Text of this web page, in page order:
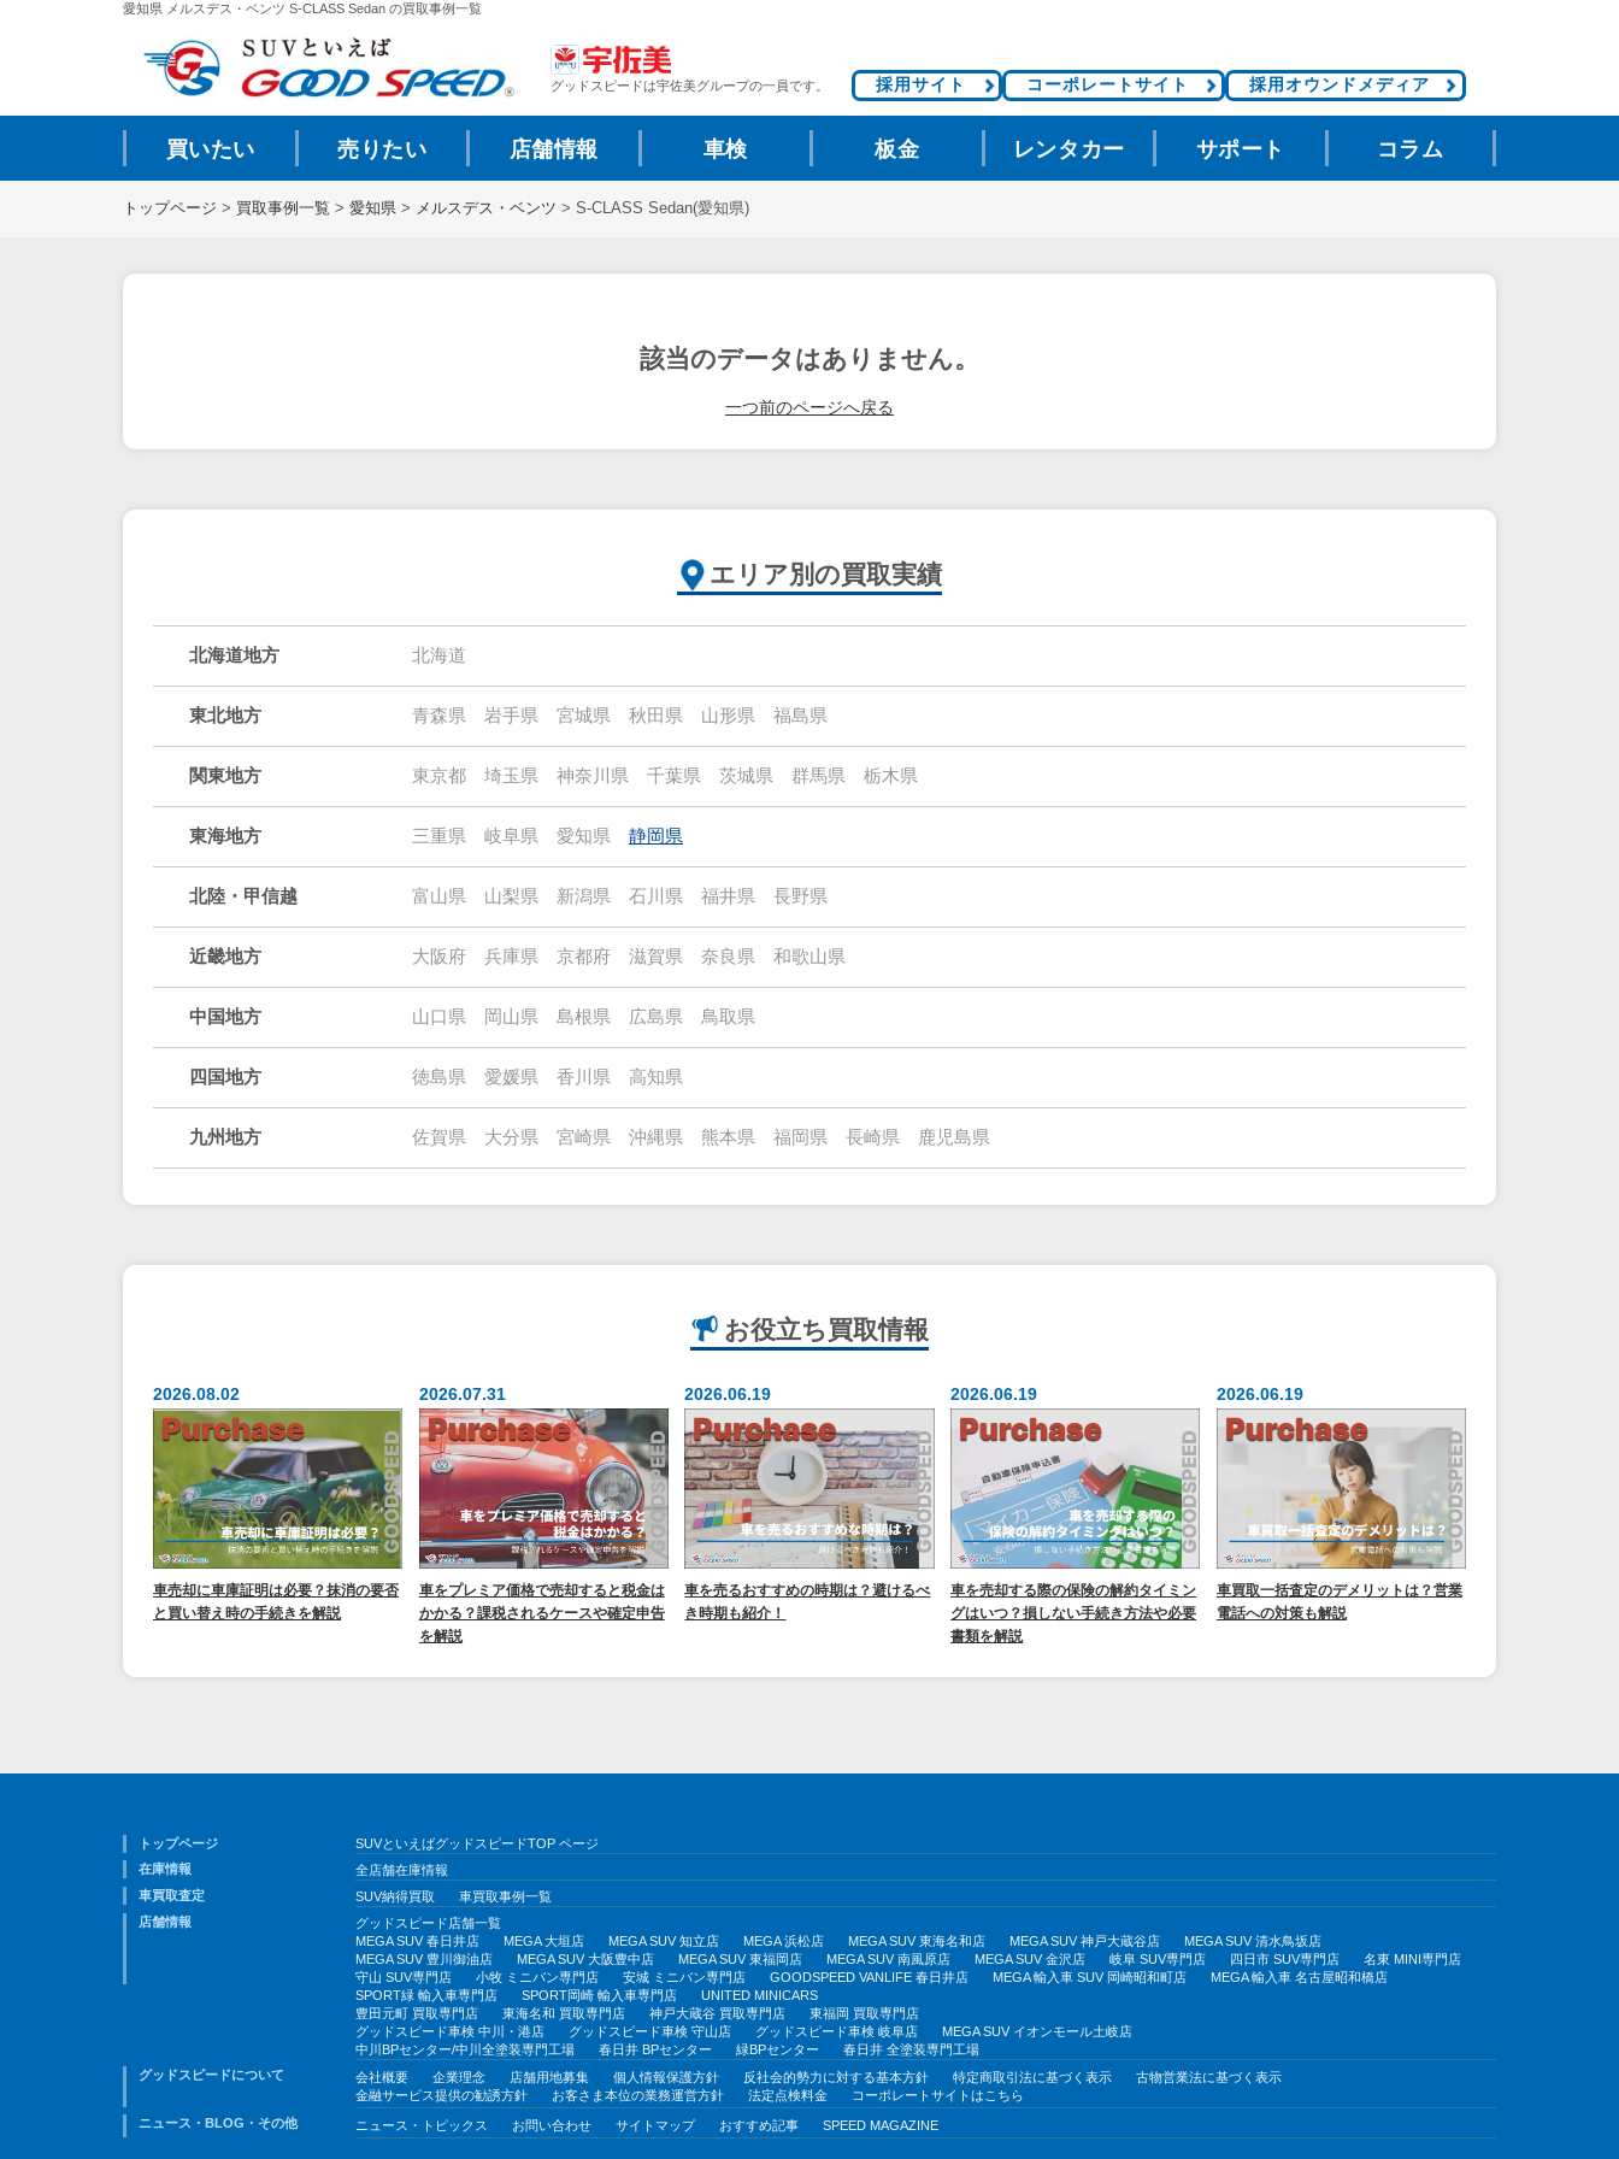
愛知県 メルスデス・ベンツ S-CLASS Sedan の買取事例一覧
グッドスピードは宇佐美グループの一員です。 採用サイト コーポレートサイト 採用オウンドメディア
買いたい 売りたい 店舗情報 車検 板金 レンタカー サポート コラム
トップページ > 買取事例一覧 > 愛知県 > メルスデス・ベンツ > S-CLASS Sedan(愛知県)
該当のデータはありません。
一つ前のページへ戻る
エリア別の買取実績
北海道地方 北海道
東北地方 青森県 岩手県 宮城県 秋田県 山形県 福島県
関東地方 東京都 埼玉県 神奈川県 千葉県 茨城県 群馬県 栃木県
東海地方 三重県 岐阜県 愛知県 静岡県
北陸・甲信越 富山県 山梨県 新潟県 石川県 福井県 長野県
近畿地方 大阪府 兵庫県 京都府 滋賀県 奈良県 和歌山県
中国地方 山口県 岡山県 島根県 広島県 鳥取県
四国地方 徳島県 愛媛県 香川県 高知県
九州地方 佐賀県 大分県 宮崎県 沖縄県 熊本県 福岡県 長崎県 鹿児島県
お役立ち 買取情報
2026.08.02
車売却に車庫証明は必要？抹消の要否
と買い替え時の手続きを解説
2026.07.31
車をプレミア価格で売却すると税金は
かかる？課税されるケースや確定申告
を解説
2026.06.19
車を売るおすすめの時期は？避けるべ
き時期も紹介！
2026.06.19
車を売却する際の保険の解約タイミン
グはいつ？損しない手続き方法や必要
書類を解説
2026.06.19
車買取一括査定のデメリットは？営業
電話への対策も解説
トップページ
SUVといえばグッドスピードTOP ページ
在庫情報
全店舗在庫情報
車買取査定
SUV納得買取
車買取事例一覧
店舗情報
グッドスピード店舗一覧
MEGA SUV 春日井店
MEGA 大垣店 MEGA SUV 知立店 MEGA 浜松店 MEGA SUV 東海名和店 MEGA SUV 神戸大蔵谷店
MEGA SUV 清水鳥坂店
MEGA SUV 豊川御油店
MEGA SUV 大阪豊中店 MEGA SUV 東福岡店 MEGA SUV 南風原店 MEGA SUV 金沢店 岐阜 SUV専門店 四日市 SUV専門店
名東 MINI専門店
守山 SUV専門店
小牧 ミニバン専門店 安城 ミニバン専門店 GOODSPEED VANLIFE 春日井店 MEGA 輸入車 SUV 岡崎昭和町店
MEGA 輸入車 名古屋昭和橋店
SPORT緑 輸入車専門店
SPORT岡崎 輸入車専門店
UNITED MINICARS
豊田元町 買取専門店
東海名和 買取専門店 神戸大蔵谷 買取専門店
東福岡 買取専門店
グッドスピード車検 中川・港店
グッドスピード車検 守山店 グッドスピード車検 岐阜店
MEGA SUV イオンモール土岐店
中川BPセンター/中川全塗装専門工場
春日井 BPセンター 緑BPセンター
春日井 全塗装専門工場
グッドスピードについて
会社概要 企業理念 店舗用地募集 個人情報保護方針 反社会的勢力に対する基本方針 特定商取引法に基づく表示
古物営業法に基づく表示
金融サービス提供の勧誘方針
お客さま本位の業務運営方針 法定点検料金
コーポレートサイトはこちら
ニュース・BLOG・その他
ニュース・トピックス お問い合わせ サイトマップ おすすめ記事 SPEED MAGAZINE